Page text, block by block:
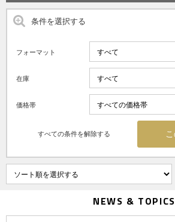
条件を選択する
フォーマット
在庫
価格帯
すべての条件を解除する
NEWS & TOPICS